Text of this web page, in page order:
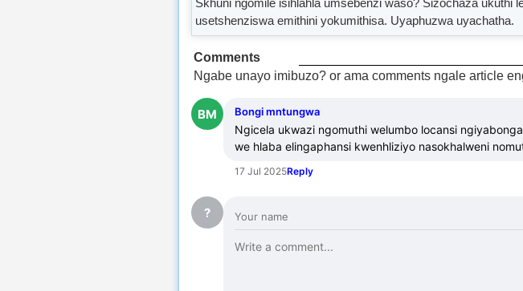
Skhuni ngomile isihlahla umsebenzi waso? Sizochaza ukuthi
usetshenziswa emithini yokumithisa. Uyaphuzwa uyachatha.
Comments
Ngabe unayo imibuzo? or ama comments ngale article
BM Bongi mntungwa
Ngicela ukwazi ngomuthi welumbo locansi
we hlaba elingaphansi kwenhliziyo nasokhalweni
17 Jul 2025Reply
?